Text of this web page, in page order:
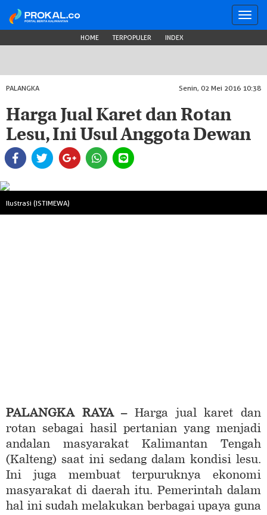
HOME TERPOPULER INDEX
PALANGKA Senin, 02 Mei 2016 10:38
Harga Jual Karet dan Rotan
Lesu, Ini Usul Anggota Dewan
Ilustrasi (ISTIMEWA)
PALANGKA RAYA – Harga jual karet dan
rotan sebagai hasil pertanian yang menjadi
andalan masyarakat Kalimantan Tengah
(Kalteng) saat ini sedang dalam kondisi lesu.
Ini juga membuat terpuruknya ekonomi
masyarakat di daerah itu. Pemerintah dalam
hal ini sudah melakukan berbagai upaya guna